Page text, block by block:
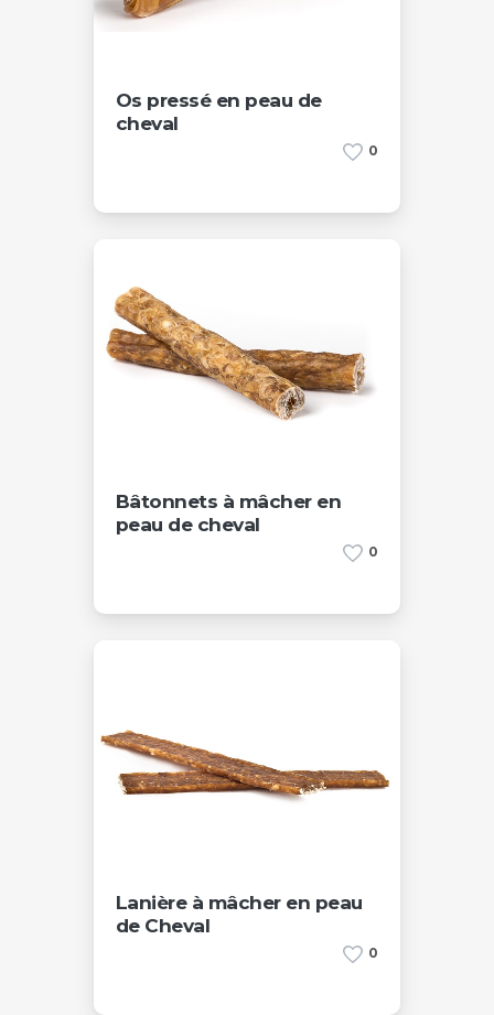
Os pressé en peau de
cheval
0
Bâtonnets à mâcher en
peau de cheval
0
Lanière à mâcher en peau
de Cheval
0